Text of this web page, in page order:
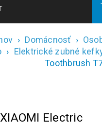
› Domácnosť ›
› Elektrické zubné
Toothbrush
XIAOMI Electric